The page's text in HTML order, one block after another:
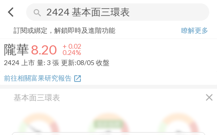
arrow_back_ios search
隴華 + 0.24%
訂閱或綁定，解鎖即時及進階功能
瞭解更多
隴華8.20 + 0.02
0.24%
2424 上市 量: 3 張 更新:08/05 收盤
前往相關富果研究報告 open_in_new
基本面三環表 close